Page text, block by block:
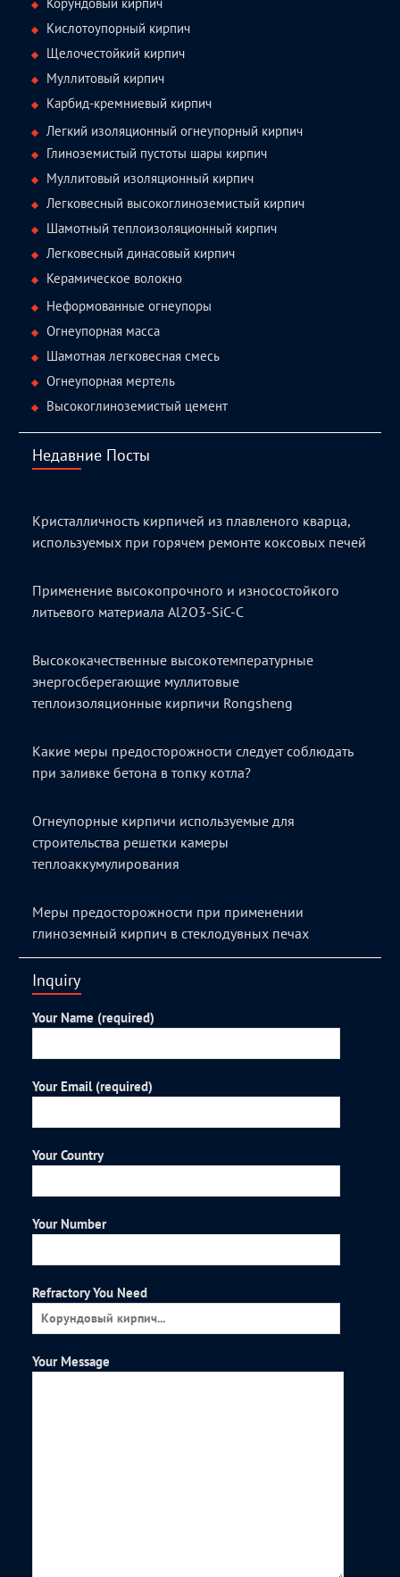
Кислотоупорный кирпич
Щелочестойкий кирпич
Муллитовый кирпич
Карбид-кремниевый кирпич
Легкий изоляционный огнеупорный кирпич
Глиноземистый пустоты шары кирпич
Муллитовый изоляционный кирпич
Легковесный высокоглиноземистый кирпич
Шамотный теплоизоляционный кирпич
Легковесный динасовый кирпич
Керамическое волокно
Неформованные огнеупоры
Огнеупорная масса
Шамотная легковесная смесь
Огнеупорная мертель
Высокоглиноземистый цемент
Недавние Посты
Кристалличность кирпичей из плавленого кварца,
используемых при горячем ремонте коксовых печей
Применение высокопрочного и износостойкого
литьевого материала Al2O3-SiC-C
Высококачественные высокотемпературные
энергосберегающие муллитовые
теплоизоляционные кирпичи Rongsheng
Какие меры предосторожности следует соблюдать
при заливке бетона в топку котла?
Огнеупорные кирпичи используемые для
строительства решетки камеры
теплоаккумулирования
Меры предосторожности при применении
глиноземный кирпич в стеклодувных печах
Inquiry
Your Name (required)
Your Email (required)
Your Country
Your Number
Refractory You Need
Your Message